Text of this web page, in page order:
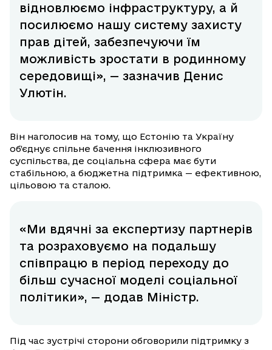
відновлюємо інфраструктуру, а й
посилюємо нашу систему захисту
прав дітей, забезпечуючи їм
можливість зростати в родинному
середовищі», — зазначив Денис
Улютін.
Він наголосив на тому, що Естонію та Україну
об’єднує спільне бачення інклюзивного
суспільства, де соціальна сфера має бути
стабільною, а бюджетна підтримка — ефективною,
цільовою та сталою.
«Ми вдячні за експертизу партнерів
та розраховуємо на подальшу
співпрацю в період переходу до
більш сучасної моделі соціальної
політики», — додав Міністр.
Під час зустрічі сторони обговорили підтримку з